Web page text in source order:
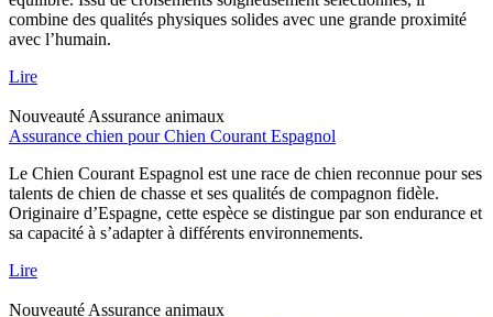
combine des qualités physiques solides avec une grande proximité
avec l’humain.
Lire
Nouveauté Assurance animaux
Assurance chien pour Chien Courant Espagnol
Le Chien Courant Espagnol est une race de chien reconnue pour ses
talents de chien de chasse et ses qualités de compagnon fidèle.
Originaire d’Espagne, cette espèce se distingue par son endurance et
sa capacité à s’adapter à différents environnements.
Lire
Nouveauté Assurance animaux